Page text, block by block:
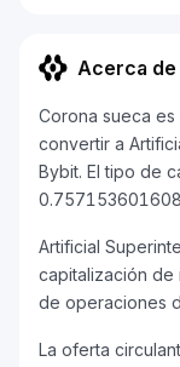
Acerca de
Corona sueca
convertir a
Bybit. El tipo de
Artificial
capitalización de
de operaciones
La oferta